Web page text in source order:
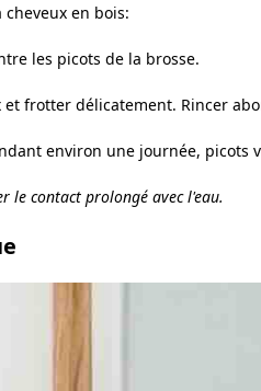
en bois:
les picots de la brosse.
et frotter délicatement. Rincer
environ une journée, picots
le contact prolongé avec l'eau.